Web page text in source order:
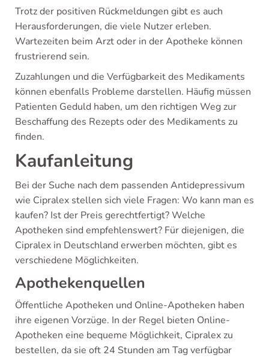
Trotz der positiven Rückmeldungen gibt es auch
Herausforderungen, die viele Nutzer erleben.
Wartezeiten beim Arzt oder in der Apotheke können
frustrierend sein.
Zuzahlungen und die Verfügbarkeit des Medikaments
können ebenfalls Probleme darstellen. Häufig müssen
Patienten Geduld haben, um den richtigen Weg zur
Beschaffung des Rezepts oder des Medikaments zu
finden.
Kaufanleitung
Bei der Suche nach dem passenden Antidepressivum
wie Cipralex stellen sich viele Fragen: Wo kann man es
kaufen? Ist der Preis gerechtfertigt? Welche
Apotheken sind empfehlenswert? Für diejenigen, die
Cipralex in Deutschland erwerben möchten, gibt es
verschiedene Möglichkeiten.
Apothekenquellen
Öffentliche Apotheken und Online-Apotheken haben
ihre eigenen Vorzüge. In der Regel bieten Online-
Apotheken eine bequeme Möglichkeit, Cipralex zu
bestellen, da sie oft 24 Stunden am Tag verfügbar